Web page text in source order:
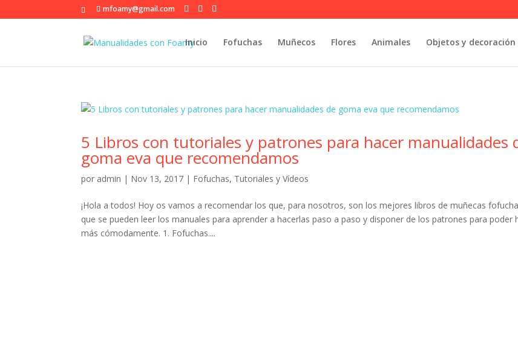
mfoamy@gmail.com
Inicio Fofuchas Muñecos Flores Animales Objetos y decoración
5 Libros con tutoriales y patrones para hacer manualidades
goma eva que recomendamos
por admin | Nov 13, 2017 | Fofuchas, Tutoriales y Vídeos
¡Hola a todos! Hoy os vamos a recomendar los que, para nosotros, son los mejores libros de muñecas
que se pueden leer los manuales para aprender a hacerlas paso a paso y disponer de los patrones para poder
más cómodamente. 1. Fofuchas....